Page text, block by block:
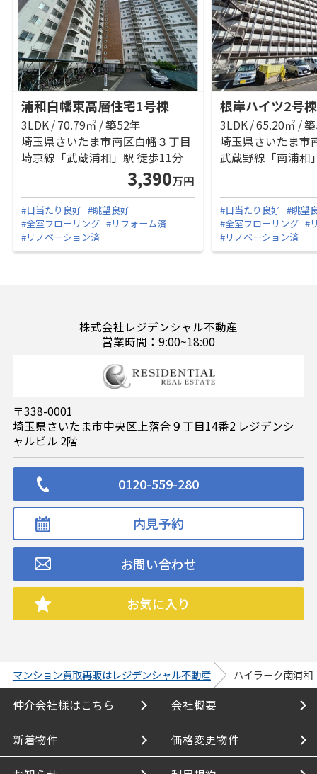
浦和白幡東高層住宅1号棟
3LDK / 70.79㎡ / 築52年
埼玉県さいたま市南区白幡３丁目
埼京線「武蔵浦和」駅 徒歩11分
3,390万円
#日当たり良好 #眺望良好
#全室フローリング #リフォーム済
#リノベーション済
根岸ハイツ2号棟
3LDK / 65.20㎡ /
埼玉県さいたま市
武蔵野線「南浦和
#日当たり良好 #眺望
#全室フローリング #
#リノベーション済
株式会社レジデンシャル不動産
営業時間：9:00~18:00
〒338-0001
埼玉県さいたま市中央区上落合９丁目14番2 レジデンシ
ャルビル 2階
0120-559-280
内見予約
お問い合わせ
お気に入り
マンション買取再販はレジデンシャル不動産 ハイラーク南浦和
仲介会社様はこちら 会社概要
新着物件 価格変更物件